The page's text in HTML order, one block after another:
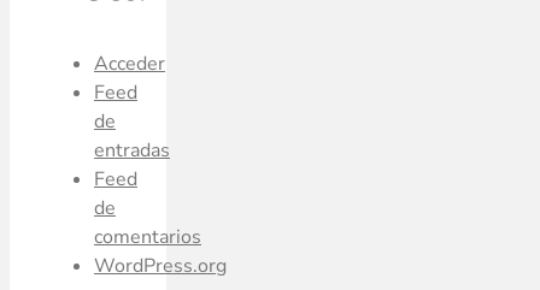
Acceder
Feed
de
entradas
Feed
de
comentarios
WordPress.org